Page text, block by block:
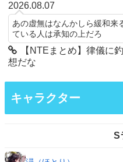
2026.08.07
あの虚無はなんかしら緩和来
ている人は承知の上だろ
【NTEまとめ】律儀に
想だな
キャラクター
S